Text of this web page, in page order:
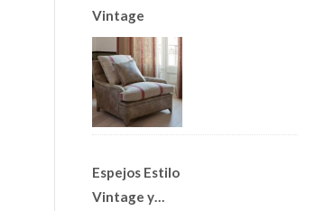
Vintage
Espejos Estilo
Vintage y